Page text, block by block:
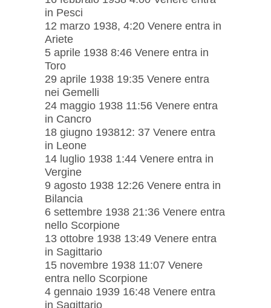
in Pesci
12 marzo 1938, 4:20 Venere entra in
Ariete
5 aprile 1938 8:46 Venere entra in
Toro
29 aprile 1938 19:35 Venere entra
nei Gemelli
24 maggio 1938 11:56 Venere entra
in Cancro
18 giugno 193812: 37 Venere entra
in Leone
14 luglio 1938 1:44 Venere entra in
Vergine
9 agosto 1938 12:26 Venere entra in
Bilancia
6 settembre 1938 21:36 Venere entra
nello Scorpione
13 ottobre 1938 13:49 Venere entra
in Sagittario
15 novembre 1938 11:07 Venere
entra nello Scorpione
4 gennaio 1939 16:48 Venere entra
in Sagittario